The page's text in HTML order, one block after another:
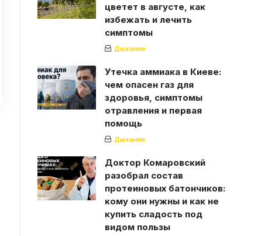
цветет в августе, как
избежать и лечить
симптомы
Дыхание
Утечка аммиака в Киеве:
чем опасен газ для
здоровья, симптомы
отравления и первая
помощь
Дыхание
Доктор Комаровский
разобрал состав
протеиновых батончиков:
кому они нужны и как не
купить сладость под
видом пользы